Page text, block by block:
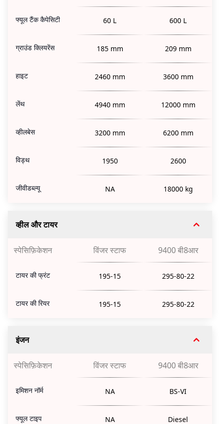
फ्यूल टैंक कैपेसिटी 60 L 600 L
ग्राउंड क्लियरेंस 185 mm 209 mm
हाइट 2460 mm 3600 mm
लेंथ 4940 mm 12000 mm
व्हीलबेस 3200 mm 6200 mm
विड्थ 1950 2600
जीवीडब्ल्यू NA 18000 kg
व्हील और टायर
स्पेसिफ़िकेशन विंजर स्टाफ 9400 बी8आर
टायर की फ्रंट 195-15 295-80-22
टायर की रियर 195-15 295-80-22
इंजन
स्पेसिफ़िकेशन विंजर स्टाफ 9400 बी8आर
इमिशन नॉर्म NA BS-VI
फ्यूल टाइप NA Diesel